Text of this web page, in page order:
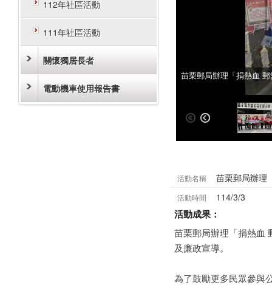
112年社區活動
111年社區活動
關懷獨居長者
電動機車使用報告書
苗栗郵局辦理「捐熱血
苗栗郵局辦理「捐熱血
活動名稱 苗栗郵局辦理
活動時間 114/3/3
活動成果：
苗栗郵局辦理「捐熱血
及廉政宣導。
為了鼓勵更多民眾參與